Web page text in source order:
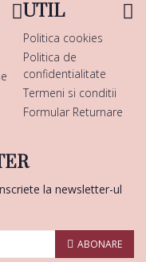
UTIL
Politica cookies
Politica de
confidentialitate
Termeni si conditii
Formular Returnare
la newsletter-ul
ABONARE